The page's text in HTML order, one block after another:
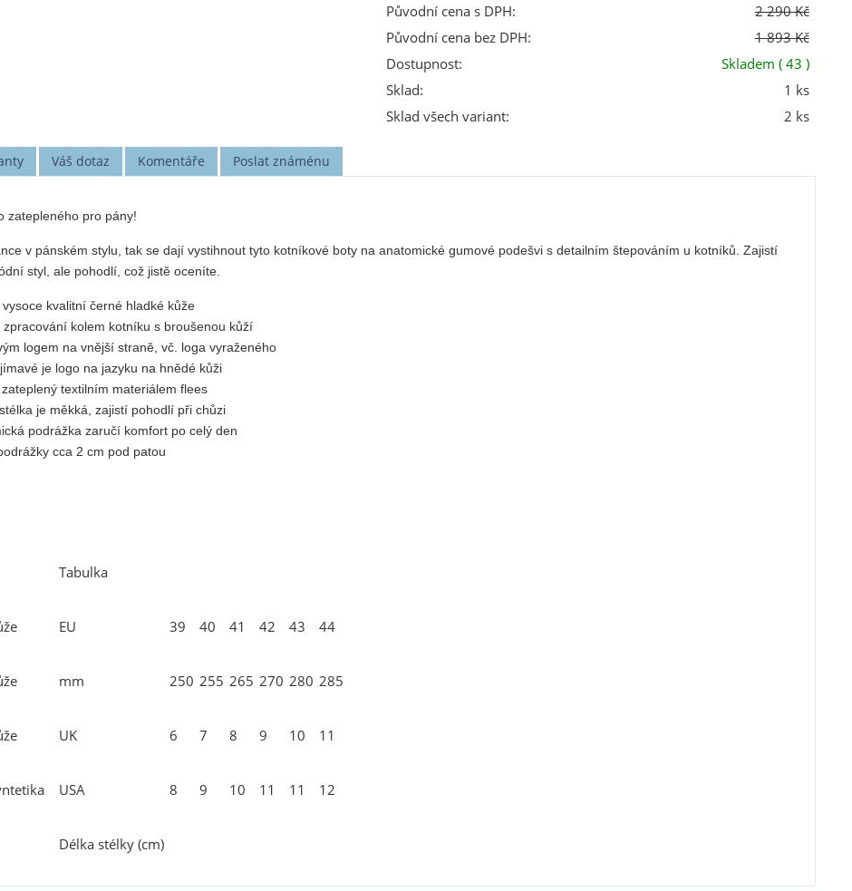
Původní cena s DPH:
2 290 Kč
Původní cena bez DPH:
1 893 Kč
Dostupnost:
Skladem ( 43 )
Sklad:
1 ks
Sklad všech variant:
2 ks
Váš dotaz Komentáře Poslat známénu
zatepleného pro pány!
v pánském stylu, tak se dají vystihnout tyto kotníkové boty na anatomické gumové podešvi s detailním štepováním u kotníků. Zajistí
styl, ale pohodlí, což jistě oceníte.
kvalitní černé hladké kůže
zpracování kolem kotníku s broušenou kůží
logem na vnější straně, vč. loga vyraženého
je logo na jazyku na hnědé kůži
textilním materiálem flees
je měkká, zajistí pohodlí při chůzi
podrážka zaručí komfort po celý den
cca 2 cm pod patou
Tabulka
EU 39 40 41 42 43 44
mm 250 255 265 270 280 285
UK 6 7 8 9 10 11
USA 8 9 10 11 11 12
Délka stélky (cm)